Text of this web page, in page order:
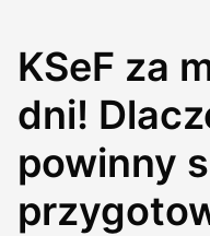
KSeF za
dni!
powinny